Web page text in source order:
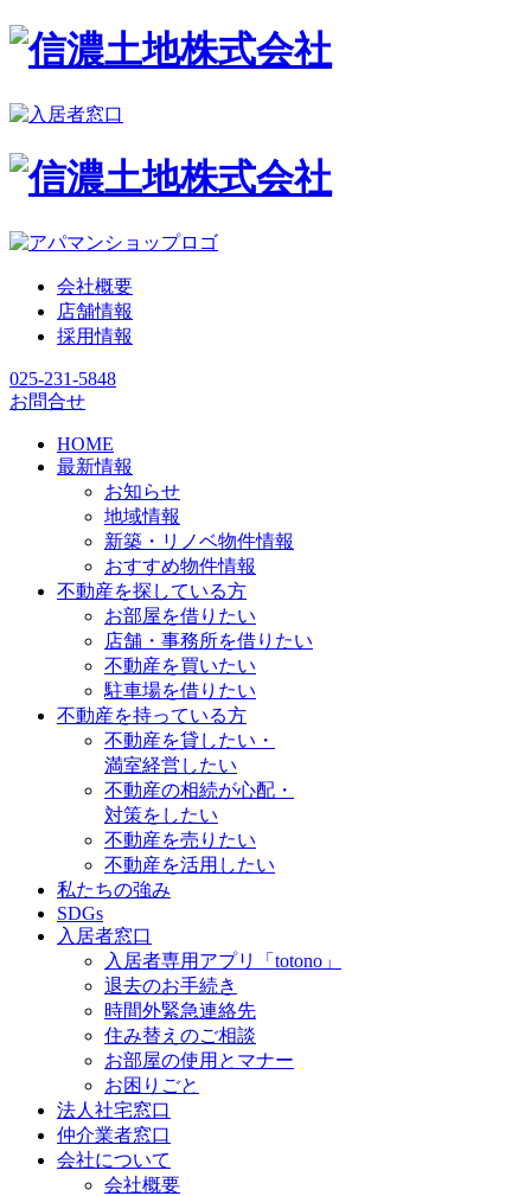
会社概要
店舗情報
採用情報
025-231-5848
お問合せ
HOME
最新情報
お知らせ
地域情報
新築・リノベ物件情報
おすすめ物件情報
不動産を探している方
お部屋を借りたい
店舗・事務所を借りたい
不動産を買いたい
駐車場を借りたい
不動産を持っている方
不動産を貸したい・
満室経営したい
不動産の相続が心配・
対策をしたい
不動産を売りたい
不動産を活用したい
私たちの強み
SDGs
入居者窓口
入居者専用アプリ「totono」
退去のお手続き
時間外緊急連絡先
住み替えのご相談
お部屋の使用とマナー
お困りごと
法人社宅窓口
仲介業者窓口
会社について
会社概要